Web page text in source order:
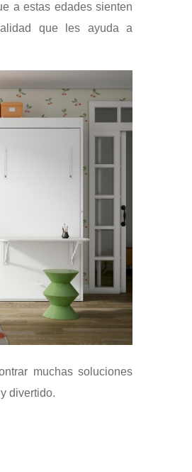
a estas edades sienten
que les ayuda a
muchas soluciones
divertido.